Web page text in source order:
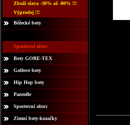
Zboží slava -30% až -80% !!!
Výprodej !!!
Běžecké boty
Sportovní obuv
Boty GORE-TEX
Golfove boty
Hip Hop boty
Pantofle
Sportovní obuv
Zimní boty-kozačky